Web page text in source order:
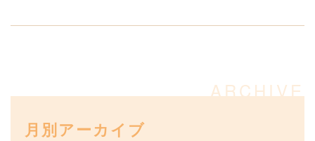
月別アーカイブ